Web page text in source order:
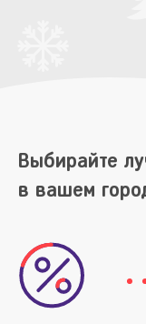
Выбирайте
в вашем